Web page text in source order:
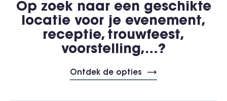
Op zoek naar een geschikte
locatie voor je evenement,
receptie, trouwfeest,
voorstelling,…?
Ontdek de opties